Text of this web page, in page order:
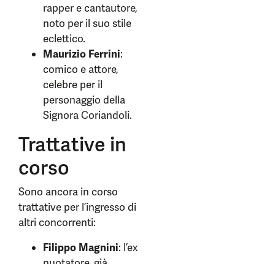
rapper e cantautore,
noto per il suo stile
eclettico.
Maurizio Ferrini:
comico e attore,
celebre per il
personaggio della
Signora Coriandoli.
Trattative in
corso
Sono ancora in corso
trattative per l’ingresso di
altri concorrenti:
Filippo Magnini: l’ex